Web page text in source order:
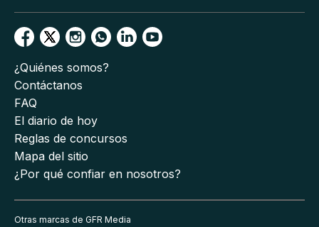
¿Quiénes somos?
Contáctanos
FAQ
El diario de hoy
Reglas de concursos
Mapa del sitio
¿Por qué confiar en nosotros?
Otras marcas de GFR Media